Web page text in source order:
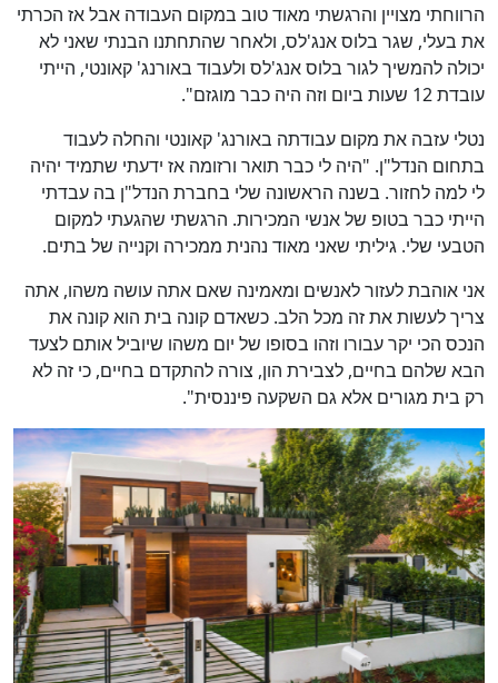
הרווחתי מצויין והרגשתי מאוד טוב במקום העבודה אבל אז הכרתי
את בעלי, שגר בלוס אנג'לס, ולאחר שהתחתנו הבנתי שאני לא
יכולה להמשיך לגור בלוס אנג'לס ולעבוד באורנג' קאונטי, הייתי
עובדת 12 שעות ביום וזה היה כבר מוגזם".
נטלי עזבה את מקום עבודתה באורנג' קאונטי והחלה לעבוד
בתחום הנדל"ן. "היה לי כבר תואר ורזומה אז ידעתי שתמיד יהיה
לי למה לחזור. בשנה הראשונה שלי בחברת הנדל"ן בה עבדתי
הייתי כבר בטופ של אנשי המכירות. הרגשתי שהגעתי למקום
הטבעי שלי. גיליתי שאני מאוד נהנית ממכירה וקנייה של בתים.
אני אוהבת לעזור לאנשים ומאמינה שאם אתה עושה משהו, אתה
צריך לעשות את זה מכל הלב. כשאדם קונה בית הוא קונה את
הנכס הכי יקר עבורו וזהו בסופו של יום משהו שיוביל אותם לצעד
הבא שלהם בחיים, לצבירת הון, צורה להתקדם בחיים, כי זה לא
רק בית מגורים אלא גם השקעה פיננסית".